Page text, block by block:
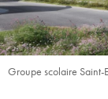
Groupe scolaire Saint-